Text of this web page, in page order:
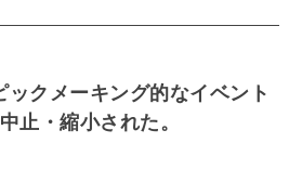
ックメーキング的なイベント
止・縮小された。